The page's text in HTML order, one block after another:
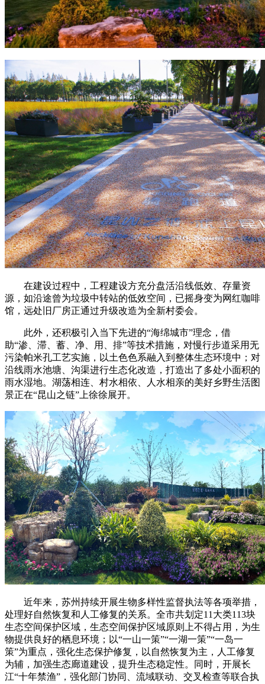
在建设过程中，工程建设方充分盘活沿线低效、存量资
源，如沿途曾为垃圾中转站的低效空间，已摇身变为网红咖啡
馆，远处旧厂房正通过升级改造为全新村委会。
此外，还积极引入当下先进的“海绵城市”理念，借
助“渗、滞、蓄、净、用、排”等技术措施，对慢行步道采用无
污染帕米孔工艺实施，以土色色系融入到整体生态环境中；对
沿线雨水池塘、沟渠进行生态化改造，打造出了多处小面积的
雨水湿地。湖荡相连、村水相依、人水相亲的美好乡野生活图
景正在“昆山之链”上徐徐展开。
近年来，苏州持续开展生物多样性监督执法等各项举措，
处理好自然恢复和人工修复的关系。全市共划定11大类113块
生态空间保护区域，生态空间保护区域原则上不得占用，为生
物提供良好的栖息环境；以“一山一策”“一湖一策”“一岛一
策”为重点，强化生态保护修复，以自然恢复为主，人工修复
为辅，加强生态廊道建设，提升生态稳定性。同时，开展长
江“十年禁渔”，强化部门协同、流域联动、交叉检查等联合执